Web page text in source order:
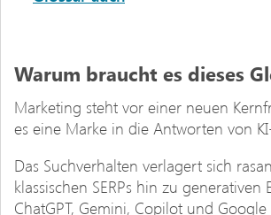
Warum braucht es dieses
Marketing steht vor einer neuen
es eine Marke in die Antworten von
Das Suchverhalten verlagert sich
klassischen SERPs hin zu generativen
ChatGPT, Gemini, Copilot und Google